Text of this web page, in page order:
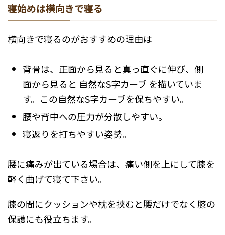
寝始めは横向きで寝る
横向きで寝るのがおすすめの理由は
背骨は、正面から見ると真っ直ぐに伸び、側
面から見ると 自然なS字カーブ を描いていま
す。この自然なS字カーブを保ちやすい。
腰や背中への圧力が分散しやすい。
寝返りを打ちやすい姿勢。
腰に痛みが出ている場合は、痛い側を上にして膝を
軽く曲げて寝て下さい。
膝の間にクッションや枕を挟むと腰だけでなく膝の
保護にも役立ちます。